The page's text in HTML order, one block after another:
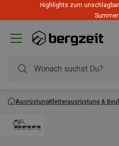
Highlights zum
AusrüstungKletterausrüstung &